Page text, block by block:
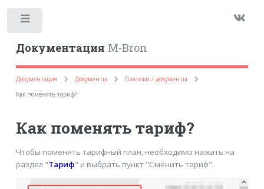
Документация M-Bron
Документация Документы
Платежи / документы
Как поменять тариф?
Как поменять тариф?
Чтобы поменять тарифный план, необходимо нажать на
раздел "Тариф" и выбрать пункт "Сменить тариф".